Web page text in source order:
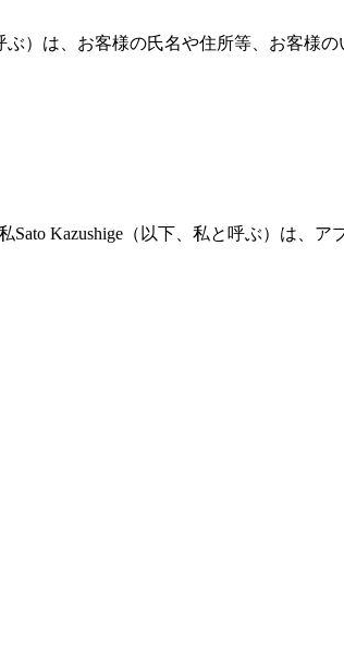
）は、お客様の氏名や住所等、お客様
Kazushige（以下、私と呼ぶ）は、